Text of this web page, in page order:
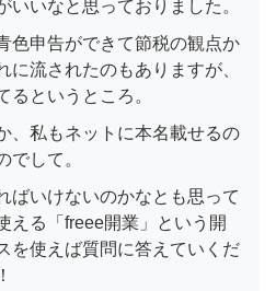
いいなと思っておりました。
色申告ができて節税の観点か
に流されたのもありますが、
るというところ。
、私もネットに本名載せるの
でして。
ばいけないのかなとも思って
える「freee開業」という開
を使えば質問に答えていくだ